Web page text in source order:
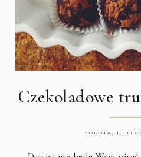
Czekoladowe
SOBOTA,